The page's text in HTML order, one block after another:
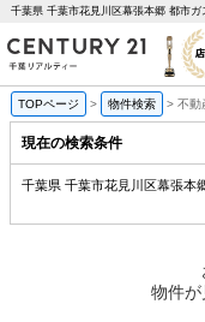
千葉県 千葉市花見川区幕張本郷 都市
TOPページ > 物件検索 > 不動
現在の検索条件
千葉県 千葉市花見川区幕張本
物件が